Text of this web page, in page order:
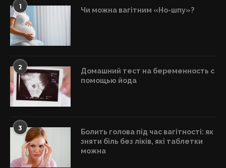
1 Чи можна вагітним «Но-шпу»?
2
Домашний тест на беременность с
помощью йода
3
Болить голова під час вагітності: як
зняти біль без ліків, які таблетки
можна